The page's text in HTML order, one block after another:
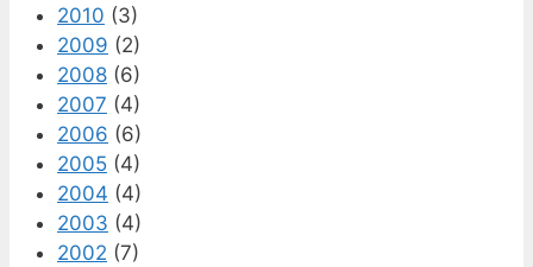
2010 (3)
2009 (2)
2008 (6)
2007 (4)
2006 (6)
2005 (4)
2004 (4)
2003 (4)
2002 (7)